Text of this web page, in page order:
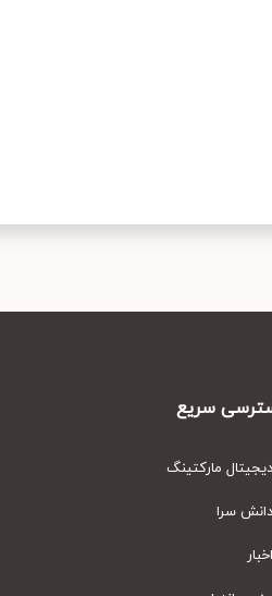
سریع
مارکتینگ
سرا